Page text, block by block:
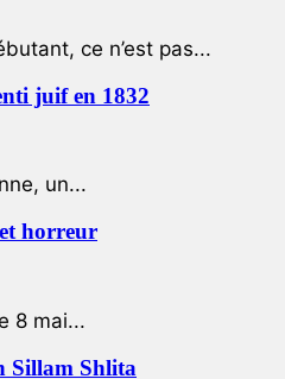
ce n’est pas...
juif en 1832
un...
horreur
8 mai...
Sillam Shlita